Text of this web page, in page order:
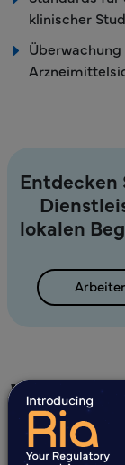
klinischer
Entdecken
lokalen
Was gibt
Alle Blogs
Whitepaper